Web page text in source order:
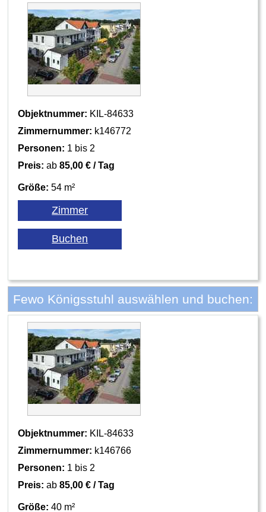
Objektnummer: KIL-84633
Zimmernummer: k146772
Personen: 1 bis 2
Preis: ab85,00 € / Tag
Größe: 54 m²
Fewo Königsstuhl auswählen und buchen:
Objektnummer: KIL-84633
Zimmernummer: k146766
Personen: 1 bis 2
Preis: ab85,00 € / Tag
Größe: 40 m²